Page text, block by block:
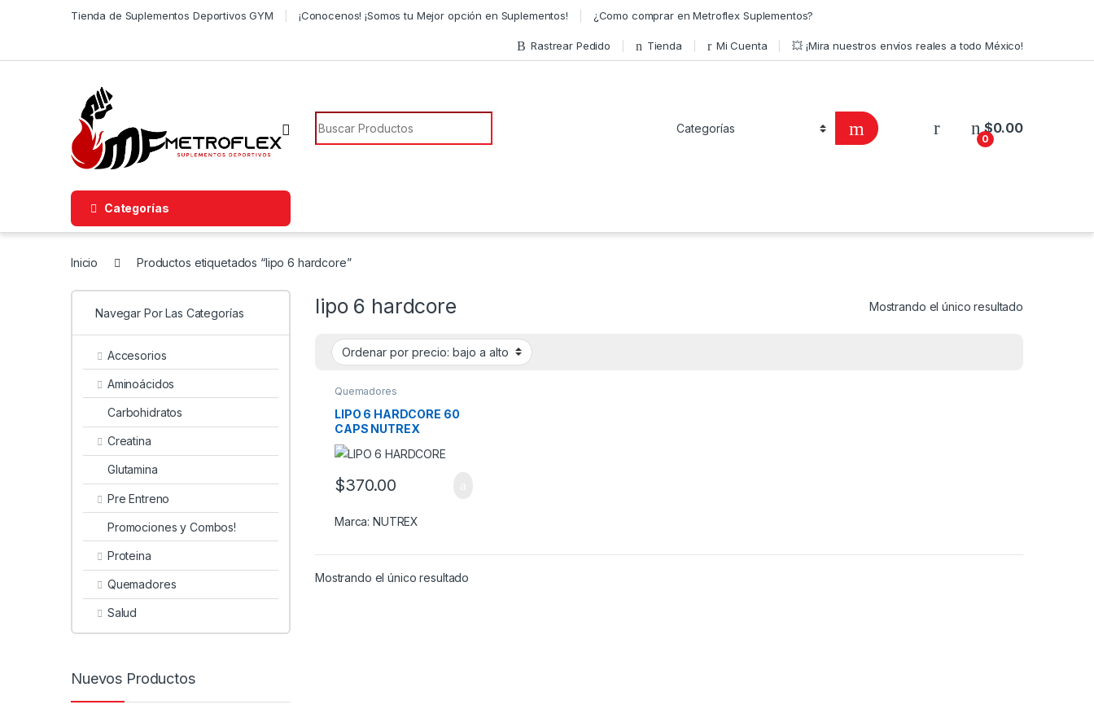
Tienda de Suplementos Deportivos GYM ¡Conocenos! ¡Somos tu Mejor opción en Suplementos! ¿Como comprar en Metroflex Suplementos?
Rastrear Pedido Tienda Mi Cuenta 💥 ¡Mira nuestros envíos reales a todo México!
Búsqueda de:
0
$0.00
Categorías
Inicio Productos etiquetados “lipo 6 hardcore”
lipo 6 hardcore Mostrando el único resultado
Quemadores
LIPO 6 HARDCORE 60
CAPS NUTREX
$370.00
Marca: NUTREX
Mostrando el único resultado
Navegar Por Las Categorías
Accesorios
Aminoácidos
Carbohidratos
Creatina
Glutamina
Pre Entreno
Promociones y Combos!
Proteina
Quemadores
Salud
Nuevos Productos